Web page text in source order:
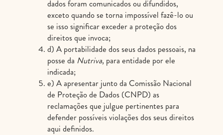
dados foram comunicados ou difundidos,
exceto quando se torna impossível fazê-lo ou
se isso significar exceder a proteção dos
direitos que invoca;
d) A portabilidade dos seus dados pessoais, na
posse da Nutriva, para entidade por ele
indicada;
e) A apresentar junto da Comissão Nacional
de Proteção de Dados (CNPD) as
reclamações que julgue pertinentes para
defender possíveis violações dos seus direitos
aqui definidos.